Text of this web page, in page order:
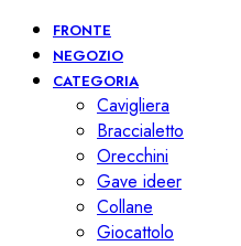
FRONTE
NEGOZIO
CATEGORIA
Cavigliera
Braccialetto
Orecchini
Gave ideer
Collane
Giocattolo